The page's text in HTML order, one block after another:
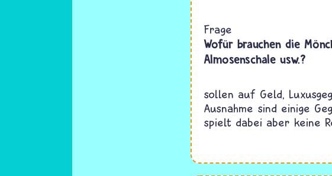
Frage
Wofür brauchen die
Almosenschale usw.?
sollen auf Geld,
Ausnahme sind einige
spielt dabei aber keine